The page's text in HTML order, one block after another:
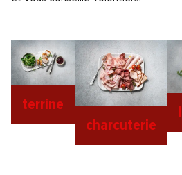
terrine
charcuterie